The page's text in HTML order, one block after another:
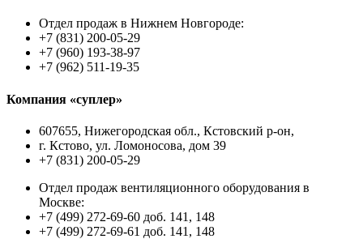
Отдел продаж в Нижнем Новгороде:
+7 (831) 200-05-29
+7 (960) 193-38-97
+7 (962) 511-19-35
Компания «суплер»
607655, Нижегородская обл., Кстовский р-он,
г. Кстово, ул. Ломоносова, дом 39
+7 (831) 200-05-29
Отдел продаж вентиляционного оборудования в
Москве:
+7 (499) 272-69-60 доб. 141, 148
+7 (499) 272-69-61 доб. 141, 148